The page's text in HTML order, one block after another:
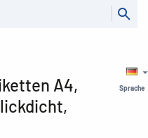
Sprache
A4,